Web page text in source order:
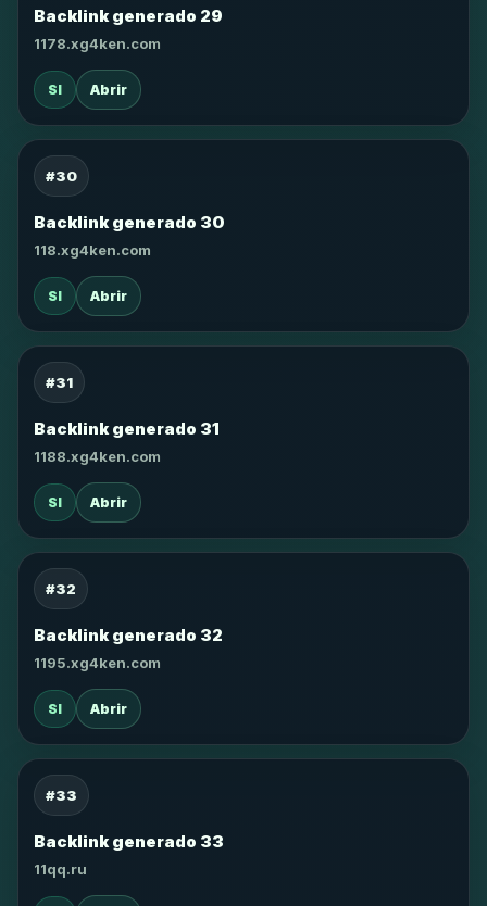
Backlink generado 29
1178.xg4ken.com
SI Abrir
#30
Backlink generado 30
118.xg4ken.com
SI Abrir
#31
Backlink generado 31
1188.xg4ken.com
SI Abrir
#32
Backlink generado 32
1195.xg4ken.com
SI Abrir
#33
Backlink generado 33
11qq.ru